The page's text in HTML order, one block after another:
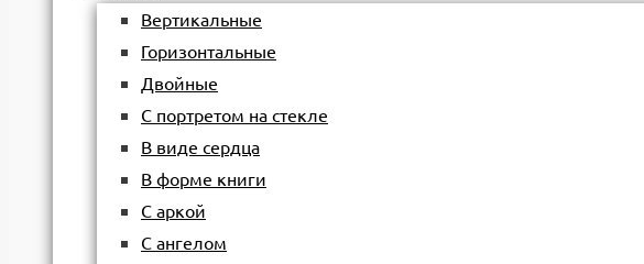
Вертикальные
Горизонтальные
Двойные
С портретом на стекле
В виде сердца
В форме книги
С аркой
С ангелом